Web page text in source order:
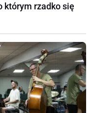
którym rzadko się